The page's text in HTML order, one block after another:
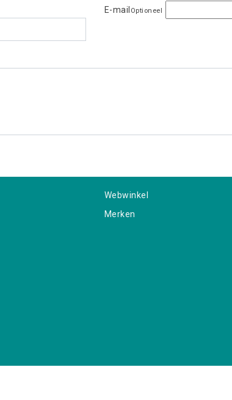
E-mail Optioneel
Webwinkel
Merken